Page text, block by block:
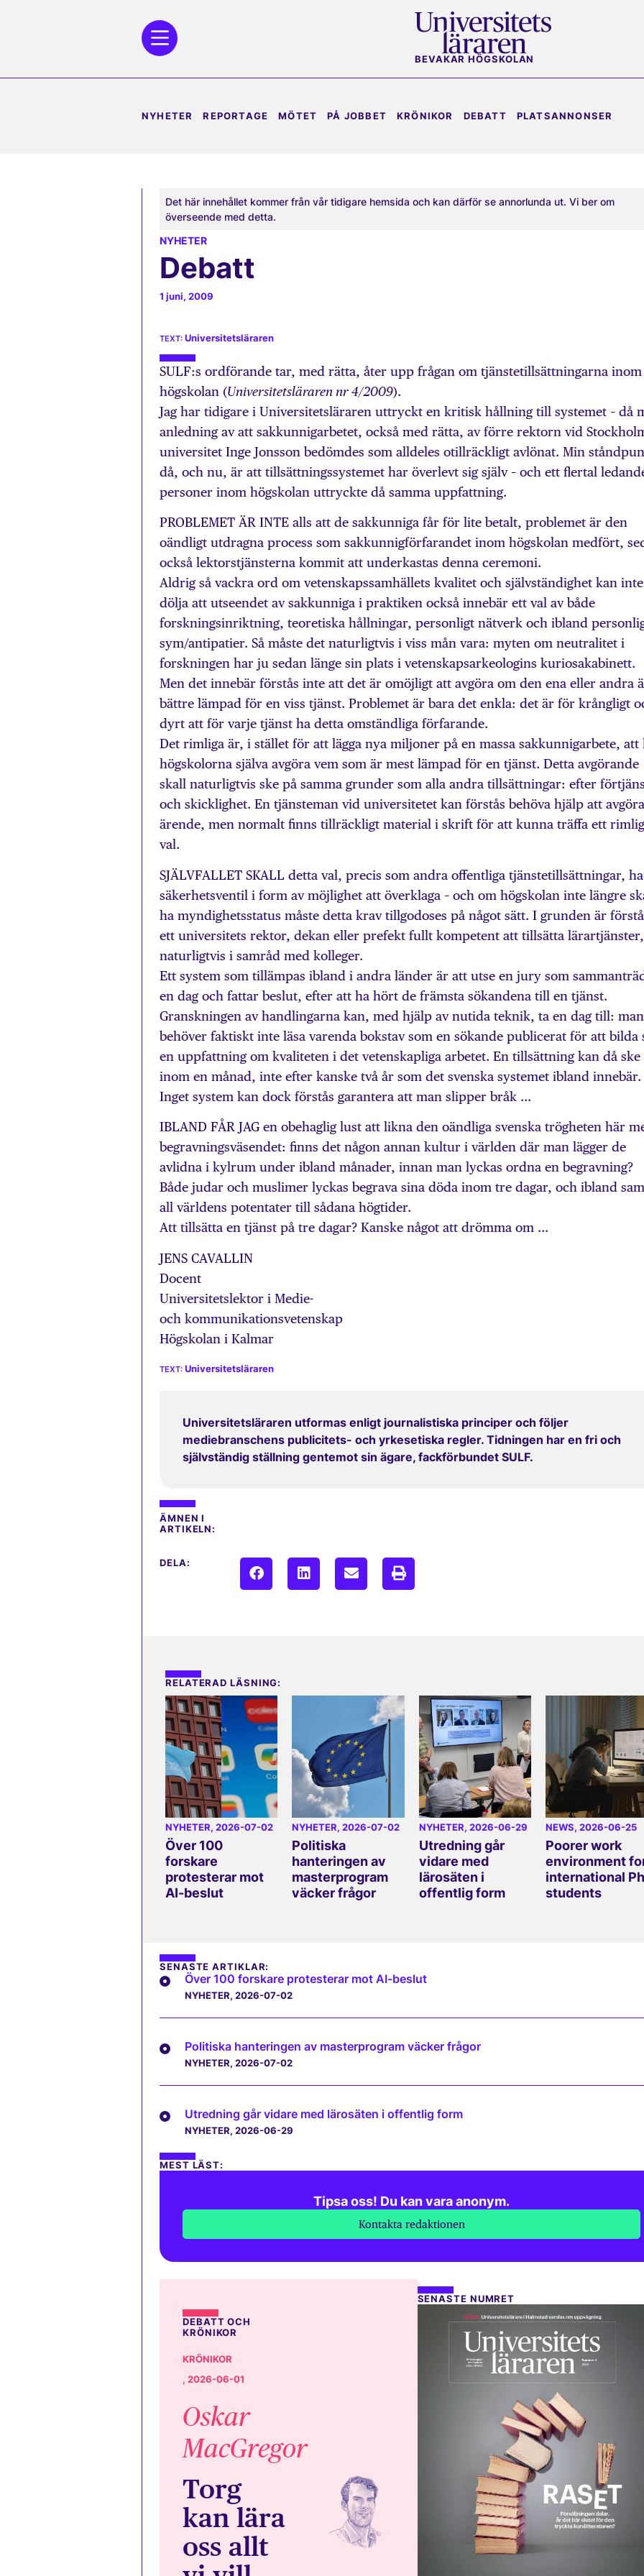
BEVAKAR HÖGSKOLAN
NYHETER REPORTAGE MÖTET PÅ JOBBET KRÖNIKOR DEBATT PLATSANNONSER
Det här innehållet kommer från vår tidigare hemsida och kan därför se annorlunda ut. Vi ber om
överseende med detta.
NYHETER
Debatt
1 juni, 2009
Universitetsläraren
SULF:s ordförande tar, med rätta, åter upp frågan om tjänstetillsättningarna inom
högskolan (Universitetsläraren nr 4/2009).
Jag har tidigare i Universitetsläraren uttryckt en kritisk hållning till systemet – då
anledning av att sakkunnigarbetet, också med rätta, av förre rektorn vid
universitet Inge Jonsson bedömdes som alldeles otillräckligt avlönat. Min
då, och nu, är att tillsättningssystemet har överlevt sig själv – och ett flertal
personer inom högskolan uttryckte då samma uppfattning.
PROBLEMET ÄR INTE alls att de sakkunniga får för lite betalt, problemet är den
oändligt utdragna process som sakkunnigförfarandet inom högskolan medfört,
också lektorstjänsterna kommit att underkastas denna ceremoni.
Aldrig så vackra ord om vetenskapssamhällets kvalitet och självständighet kan inte
dölja att utseendet av sakkunniga i praktiken också innebär ett val av både
forskningsinriktning, teoretiska hållningar, personligt nätverk och ibland
sym/antipatier. Så måste det naturligtvis i viss mån vara: myten om neutralitet i
forskningen har ju sedan länge sin plats i vetenskapsarkeologins kuriosakabinett.
Men det innebär förstås inte att det är omöjligt att avgöra om den ena eller andra
bättre lämpad för en viss tjänst. Problemet är bara det enkla: det är för krångligt
dyrt att för varje tjänst ha detta omständliga förfarande.
Det rimliga är, i stället för att lägga nya miljoner på en massa sakkunnigarbete, att
högskolorna själva avgöra vem som är mest lämpad för en tjänst. Detta avgörande
skall naturligtvis ske på samma grunder som alla andra tillsättningar: efter
och skicklighet. En tjänsteman vid universitetet kan förstås behöva hjälp att
ärende, men normalt finns tillräckligt material i skrift för att kunna träffa ett
val.
SJÄLVFALLET SKALL detta val, precis som andra offentliga tjänstetillsättningar,
säkerhetsventil i form av möjlighet att överklaga – och om högskolan inte längre
ha myndighetsstatus måste detta krav tillgodoses på något sätt. I grunden är
ett universitets rektor, dekan eller prefekt fullt kompetent att tillsätta lärartjänster,
naturligtvis i samråd med kolleger.
Ett system som tillämpas ibland i andra länder är att utse en jury som
en dag och fattar beslut, efter att ha hört de främsta sökandena till en tjänst.
Granskningen av handlingarna kan, med hjälp av nutida teknik, ta en dag till: man
behöver faktiskt inte läsa varenda bokstav som en sökande publicerat för att bilda
en uppfattning om kvaliteten i det vetenskapliga arbetet. En tillsättning kan då ske
inom en månad, inte efter kanske två år som det svenska systemet ibland innebär.
Inget system kan dock förstås garantera att man slipper bråk …
IBLAND FÅR JAG en obehaglig lust att likna den oändliga svenska trögheten här
begravningsväsendet: finns det någon annan kultur i världen där man lägger de
avlidna i kylrum under ibland månader, innan man lyckas ordna en begravning?
Både judar och muslimer lyckas begrava sina döda inom tre dagar, och ibland
all världens potentater till sådana högtider.
Att tillsätta en tjänst på tre dagar? Kanske något att drömma om …
JENS CAVALLIN
Docent
Universitetslektor i Medie-
och kommunikationsvetenskap
Högskolan i Kalmar
Universitetsläraren
Universitetsläraren utformas enligt journalistiska principer och följer
mediebranschens publicitets- och yrkesetiska regler. Tidningen har en fri och
självständig ställning gentemot sin ägare, fackförbundet SULF.
ÄMNEN I
ARTIKELN:
DELA:
RELATERAD LÄSNING:
NYHETER, 2026-07-02
Över 100
forskare
protesterar mot
AI-beslut
NYHETER, 2026-07-02
Politiska
hanteringen av
masterprogram
väcker frågor
NYHETER, 2026-06-29
Utredning går
vidare med
lärosäten i
offentlig form
NEWS, 2026-06-25
Poorer work
environment
international
students
SENASTE ARTIKLAR:
Över 100 forskare protesterar mot AI-beslut
NYHETER, 2026-07-02
Politiska hanteringen av masterprogram väcker frågor
NYHETER, 2026-07-02
Utredning går vidare med lärosäten i offentlig form
NYHETER, 2026-06-29
MEST LÄST:
Tipsa oss! Du kan vara anonym.
Kontakta redaktionen
DEBATT OCH
KRÖNIKOR
KRÖNIKOR
, 2026-06-01
Oskar
MacGregor
Torg
kan lära
oss allt
SENASTE NUMRET